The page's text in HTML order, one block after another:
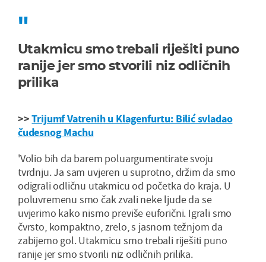
Utakmicu smo trebali riješiti puno
ranije jer smo stvorili niz odličnih
prilika
>>Trijumf Vatrenih u Klagenfurtu: Bilić svladao
čudesnog Machu
'Volio bih da barem poluargumentirate svoju
tvrdnju. Ja sam uvjeren u suprotno, držim da smo
odigrali odličnu utakmicu od početka do kraja. U
poluvremenu smo čak zvali neke ljude da se
uvjerimo kako nismo previše euforični. Igrali smo
čvrsto, kompaktno, zrelo, s jasnom težnjom da
zabijemo gol. Utakmicu smo trebali riješiti puno
ranije jer smo stvorili niz odličnih prilika.